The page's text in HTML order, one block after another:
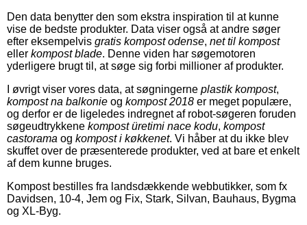
Den data benytter den som ekstra inspiration til at kunne
vise de bedste produkter. Data viser også at andre søger
efter eksempelvis gratis kompost odense, net til kompost
eller kompost blade. Denne viden har søgemotoren
yderligere brugt til, at søge sig forbi millioner af produkter.
I øvrigt viser vores data, at søgningerne plastik kompost,
kompost na balkonie og kompost 2018 er meget populære,
og derfor er de ligeledes indregnet af robot-søgeren foruden
søgeudtrykkene kompost üretimi nace kodu, kompost
castorama og kompost i køkkenet. Vi håber at du ikke blev
skuffet over de præsenterede produkter, ved at bare et enkelt
af dem kunne bruges.
Kompost bestilles fra landsdækkende webbutikker, som fx
Davidsen, 10-4, Jem og Fix, Stark, Silvan, Bauhaus, Bygma
og XL-Byg.